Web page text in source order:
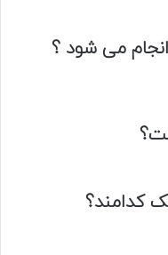
می شود ؟
کدامند؟